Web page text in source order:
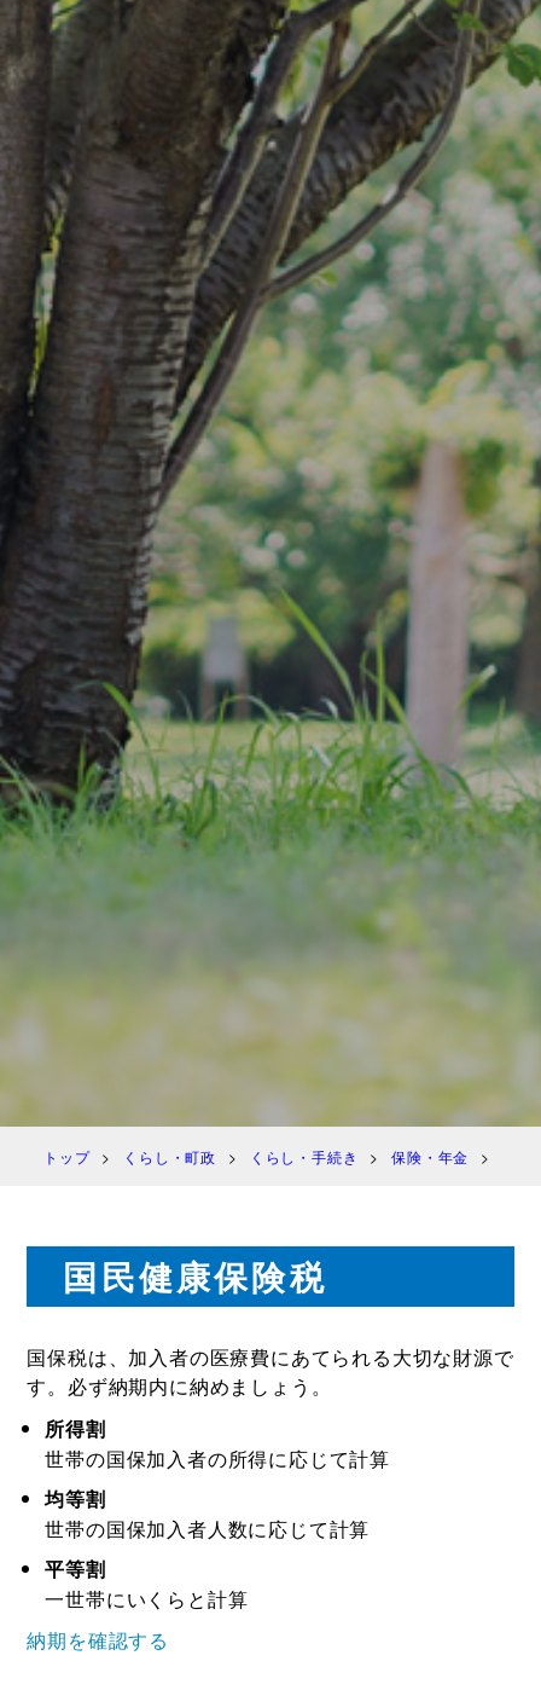
トップ くらし・町政 くらし・手続き 保険・年金
国民健康保険税
国保税は、加入者の医療費にあてられる大切な財源で
す。必ず納期内に納めましょう。
所得割
世帯の国保加入者の所得に応じて計算
均等割
世帯の国保加入者人数に応じて計算
平等割
一世帯にいくらと計算
納期を確認する